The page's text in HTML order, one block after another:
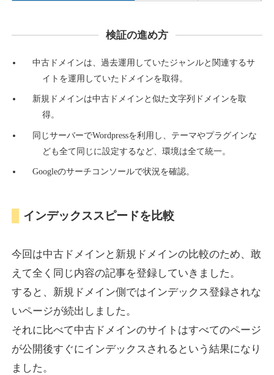
詳細を見る
countdown-x.com
ジャンル その他
39 外部リンク数479 ドメイン年齢
10,800円
詳細を見る
campus-web.jp
DA 38 外部リンク数 1151 ドメイン年齢
designcrave.com
ジャンル
DA38
検証の進め方
中古ドメインは、過去運用していたジャンルと関連するサ
イトを運用していたドメインを取得。
新規ドメインは中古ドメインと似た文字列ドメインを取
得。
同じサーバーでWordpressを利用し、テーマやプラグインな
ども全て同じに設定するなど、環境は全て統一。
Googleのサーチコンソールで状況を確認。
インデックススピードを比較
今回は中古ドメインと新規ドメインの比較のため、敢
えて全く同じ内容の記事を登録していきました。
すると、新規ドメイン側ではインデックス登録されな
いページが続出しました。
それに比べて中古ドメインのサイトはすべてのページ
が公開後すぐにインデックスされるという結果になり
ました。